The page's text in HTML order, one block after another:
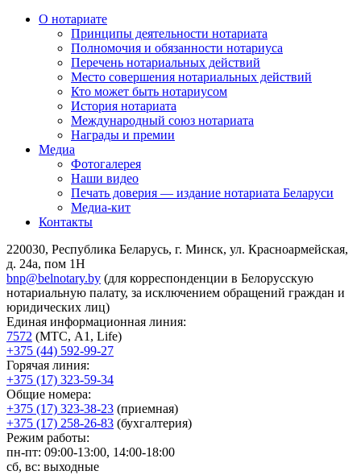
О нотариате
Принципы деятельности нотариата
Полномочия и обязанности нотариуса
Перечень нотариальных действий
Место совершения нотариальных действий
Кто может быть нотариусом
История нотариата
Международный союз нотариата
Награды и премии
Медиа
Фотогалерея
Наши видео
Печать доверия — издание нотариата Беларуси
Медиа-кит
Контакты
220030, Республика Беларусь, г. Минск, ул. Красноармейская,
д. 24а, пом 1Н
bnp@belnotary.by (для корреспонденции в Белорусскую
нотариальную палату, за исключением обращений граждан и
юридических лиц)
Единая информационная линия:
7572 (МТС, A1, Life)
+375 (44) 592-99-27
Горячая линия:
+375 (17) 323-59-34
Общие номера:
+375 (17) 323-38-23 (приемная)
+375 (17) 258-26-83 (бухгалтерия)
Режим работы:
пн-пт: 09:00-13:00, 14:00-18:00
сб, вс: выходные